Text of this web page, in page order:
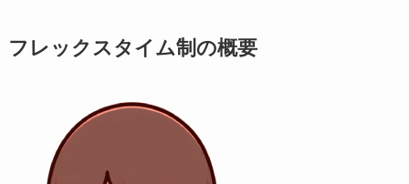
フレックスタイム制の概要